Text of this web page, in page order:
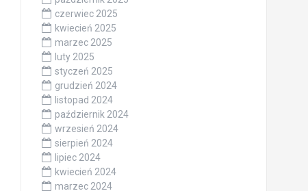
czerwiec 2025
kwiecień 2025
marzec 2025
luty 2025
styczeń 2025
grudzień 2024
listopad 2024
październik 2024
wrzesień 2024
sierpień 2024
lipiec 2024
kwiecień 2024
marzec 2024